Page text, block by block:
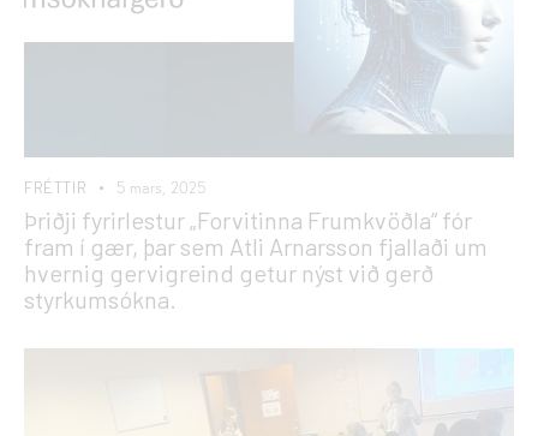
FRÉTTIR 5 mars, 2025
Þriðji fyrirlestur „Forvitinna Frumkvöðla“ fór
fram í gær, þar sem Atli Arnarsson fjallaði um
hvernig gervigreind getur nýst við gerð
styrkumsókna.